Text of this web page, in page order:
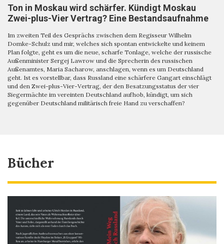
Ton in Moskau wird schärfer. Kündigt Moskau
Zwei-plus-Vier Vertrag? Eine Bestandsaufnahme
Im zweiten Teil des Gesprächs zwischen dem Regisseur Wilhelm
Domke-Schulz und mir, welches sich spontan entwickelte und keinem
Plan folgte, geht es um die neue, scharfe Tonlage, welche der russische
Außenminister Sergej Lawrow und die Sprecherin des russischen
Außenamtes, Maria Sacharow, anschlagen, wenn es um Deutschland
geht. Ist es vorstellbar, dass Russland eine schärfere Gangart einschlägt
und den Zwei-plus-Vier-Vertrag, der den Besatzungsstatus der vier
Siegermächte im vereinten Deutschland aufhob, kündigt, um sich
gegenüber Deutschland militärisch freie Hand zu verschaffen?
Bücher